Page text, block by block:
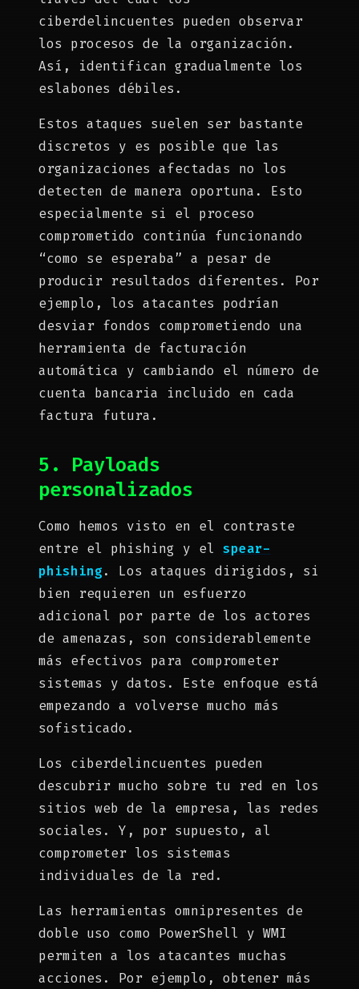
ciberdelincuentes pueden observar
los procesos de la organización.
Así, identifican gradualmente los
eslabones débiles.
Estos ataques suelen ser bastante
discretos y es posible que las
organizaciones afectadas no los
detecten de manera oportuna. Esto
especialmente si el proceso
comprometido continúa funcionando
“como se esperaba” a pesar de
producir resultados diferentes. Por
ejemplo, los atacantes podrían
desviar fondos comprometiendo una
herramienta de facturación
automática y cambiando el número de
cuenta bancaria incluido en cada
factura futura.
5. Payloads
personalizados
Como hemos visto en el contraste
entre el phishing y el spear-
phishing. Los ataques dirigidos, si
bien requieren un esfuerzo
adicional por parte de los actores
de amenazas, son considerablemente
más efectivos para comprometer
sistemas y datos. Este enfoque está
empezando a volverse mucho más
sofisticado.
Los ciberdelincuentes pueden
descubrir mucho sobre tu red en los
sitios web de la empresa, las redes
sociales. Y, por supuesto, al
comprometer los sistemas
individuales de la red.
Las herramientas omnipresentes de
doble uso como PowerShell y WMI
permiten a los atacantes muchas
acciones. Por ejemplo, obtener más